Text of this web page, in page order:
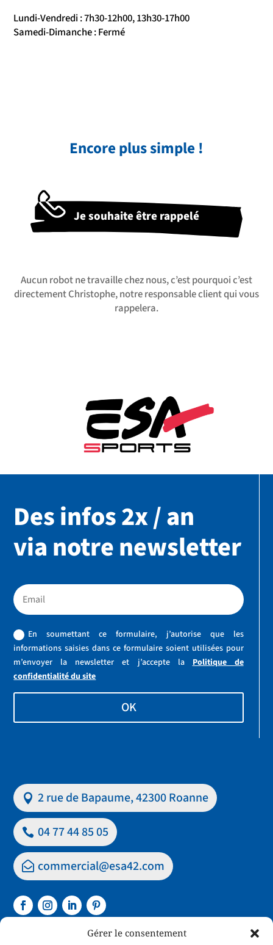
Gérer le consentement
Lundi-Vendredi : 7h30-12h00, 13h30-17h00
Samedi-Dimanche : Fermé
Encore plus simple !
Je souhaite être rappelé
Aucun robot ne travaille chez nous, c’est pourquoi c’est
directement Christophe, notre responsable client qui vous
rappelera.
Des infos 2x / an
via notre newsletter
En soumettant ce formulaire, j’autorise que les
informations saisies dans ce formulaire soient utilisées pour
m’envoyer la newsletter et j’accepte laPolitique de
confidentialité du site
OK
2 rue de Bapaume, 42300 Roanne
04 77 44 85 05
commercial@esa42.com